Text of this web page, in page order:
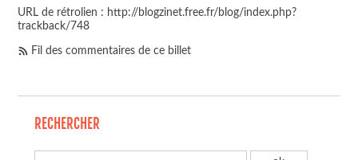
URL de rétrolien : http://blogzinet.free.fr/blog/index.php?
trackback/748
Fil des commentaires de ce billet
RECHERCHER